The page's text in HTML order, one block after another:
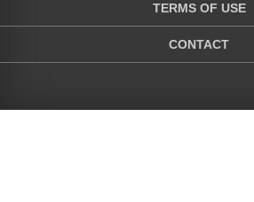
TERMS OF USE
CONTACT